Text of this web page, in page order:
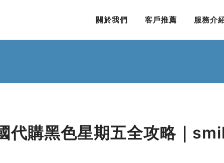
關於我們 客戶推薦 服務介
代購黑色星期五全攻略｜